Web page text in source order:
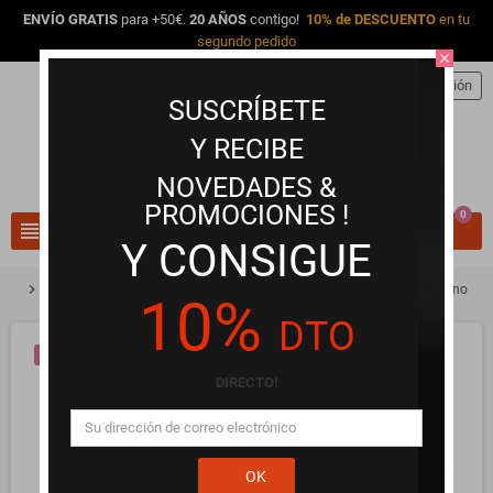
ENVÍO GRATIS para +50€. 20 AÑOS contigo! 10% de DESCUENTO en tu
segundo pedido
view_headline
Iniciar sesión
0
chevron_right Babydoll Perfume Latino
close
SUSCRÍBETE
Y RECIBE
NOVEDADES &
PROMOCIONES !
Y CONSIGUE
10% DTO
DIRECTO!
OK